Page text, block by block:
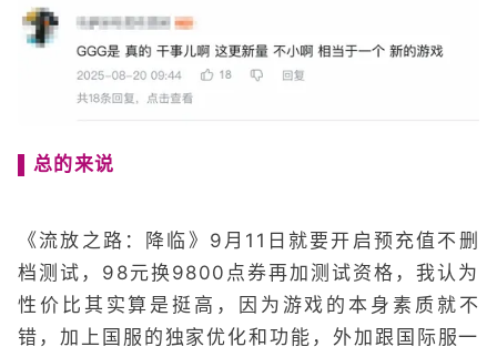
▌总的来说
《流放之路：降临》9月11日就要开启预充值不删
档测试，98元换9800点券再加测试资格，我认为
性价比其实算是挺高，因为游戏的本身素质就不
错，加上国服的独家优化和功能，外加跟国际服一